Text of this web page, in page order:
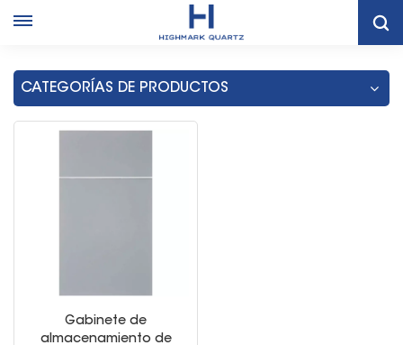
Hogar
Gabinetes Grises De Almacenamiento De Cocina Moderna
CATEGORÍAS DE PRODUCTOS
Gabinete de
almacenamiento de